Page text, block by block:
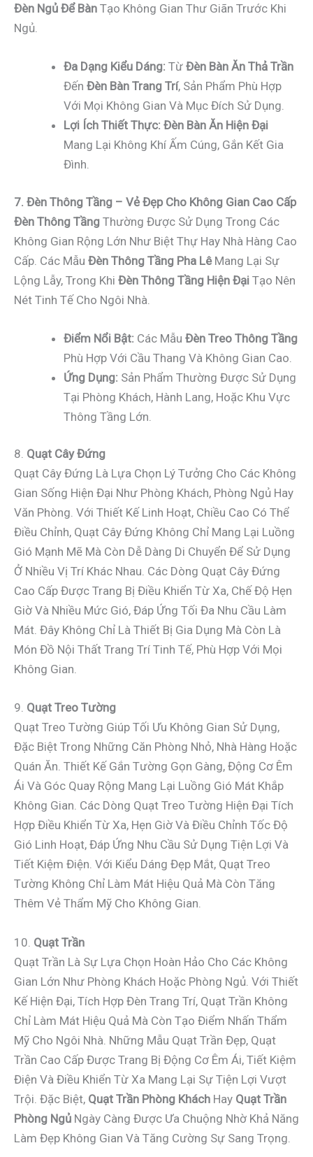
Đèn Ngủ Để Bàn Tạo Không Gian Thư Giãn Trước Khi
Ngủ.
Đa Dạng Kiểu Dáng: Từ Đèn Bàn Ăn Thả Trần
Đến Đèn Bàn Trang Trí, Sản Phẩm Phù Hợp
Với Mọi Không Gian Và Mục Đích Sử Dụng.
Lợi Ích Thiết Thực: Đèn Bàn Ăn Hiện Đại
Mang Lại Không Khí Ấm Cúng, Gắn Kết Gia
Đình.
7. Đèn Thông Tầng – Vẻ Đẹp Cho Không Gian Cao Cấp
Đèn Thông Tầng Thường Được Sử Dụng Trong Các
Không Gian Rộng Lớn Như Biệt Thự Hay Nhà Hàng Cao
Cấp. Các Mẫu Đèn Thông Tầng Pha LêMang Lại Sự
Lộng Lẫy, Trong Khi Đèn Thông Tầng Hiện Đại Tạo Nên
Nét Tinh Tế Cho Ngôi Nhà.
Điểm Nổi Bật: Các Mẫu Đèn Treo Thông Tầng
Phù Hợp Với Cầu Thang Và Không Gian Cao.
Ứng Dụng: Sản Phẩm Thường Được Sử Dụng
Tại Phòng Khách, Hành Lang, Hoặc Khu Vực
Thông Tầng Lớn.
8. Quạt Cây Đứng
Quạt Cây Đứng Là Lựa Chọn Lý Tưởng Cho Các Không
Gian Sống Hiện Đại Như Phòng Khách, Phòng Ngủ Hay
Văn Phòng. Với Thiết Kế Linh Hoạt, Chiều Cao Có Thể
Điều Chỉnh, Quạt Cây Đứng Không Chỉ Mang Lại Luồng
Gió Mạnh Mẽ Mà Còn Dễ Dàng Di Chuyển Để Sử Dụng
Ở Nhiều Vị Trí Khác Nhau. Các Dòng Quạt Cây Đứng
Cao Cấp Được Trang Bị Điều Khiển Từ Xa, Chế Độ Hẹn
Giờ Và Nhiều Mức Gió, Đáp Ứng Tối Đa Nhu Cầu Làm
Mát. Đây Không Chỉ Là Thiết Bị Gia Dụng Mà Còn Là
Món Đồ Nội Thất Trang Trí Tinh Tế, Phù Hợp Với Mọi
Không Gian.
9. Quạt Treo Tường
Quạt Treo Tường Giúp Tối Ưu Không Gian Sử Dụng,
Đặc Biệt Trong Những Căn Phòng Nhỏ, Nhà Hàng Hoặc
Quán Ăn. Thiết Kế Gắn Tường Gọn Gàng, Động Cơ Êm
Ái Và Góc Quay Rộng Mang Lại Luồng Gió Mát Khắp
Không Gian. Các Dòng Quạt Treo Tường Hiện Đại Tích
Hợp Điều Khiển Từ Xa, Hẹn Giờ Và Điều Chỉnh Tốc Độ
Gió Linh Hoạt, Đáp Ứng Nhu Cầu Sử Dụng Tiện Lợi Và
Tiết Kiệm Điện. Với Kiểu Dáng Đẹp Mắt, Quạt Treo
Tường Không Chỉ Làm Mát Hiệu Quả Mà Còn Tăng
Thêm Vẻ Thẩm Mỹ Cho Không Gian.
10. Quạt Trần
Quạt Trần Là Sự Lựa Chọn Hoàn Hảo Cho Các Không
Gian Lớn Như Phòng Khách Hoặc Phòng Ngủ. Với Thiết
Kế Hiện Đại, Tích Hợp Đèn Trang Trí, Quạt Trần Không
Chỉ Làm Mát Hiệu Quả Mà Còn Tạo Điểm Nhấn Thẩm
Mỹ Cho Ngôi Nhà. Những Mẫu Quạt Trần Đẹp, Quạt
Trần Cao Cấp Được Trang Bị Động Cơ Êm Ái, Tiết Kiệm
Điện Và Điều Khiển Từ Xa Mang Lại Sự Tiện Lợi Vượt
Trội. Đặc Biệt, Quạt Trần Phòng Khách Hay Quạt Trần
Phòng Ngủ Ngày Càng Được Ưa Chuộng Nhờ Khả Năng
Làm Đẹp Không Gian Và Tăng Cường Sự Sang Trọng.